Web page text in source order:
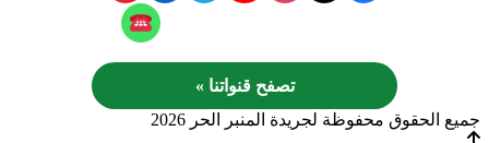
تصفح قنواتنا »
جميع الحقوق محفوظة لجريدة المنبر الحر 2026